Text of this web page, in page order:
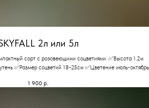
2л или 5л
сорт с розовеющими соцветиями. ✅Высота 1,2м
✅Размер соцветий 18-25см ✅Цветение июль-октябрь
1 900 р.